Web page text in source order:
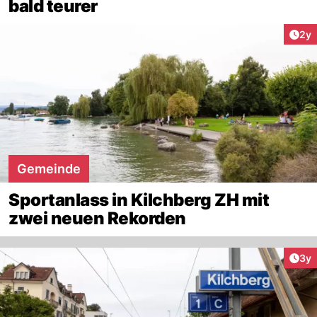
bald teurer
2y
Gemeinde
Sportanlass in Kilchberg ZH mit
zwei neuen Rekorden
3y